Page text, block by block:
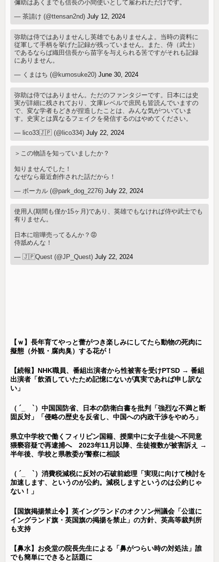
彌助はあくまでも信長の小間使いとして雇われただけです。
— 茶請け (@ttensan2nd)July 12, 2024
弥助は侍ではありませんし英雄でもありませんよ。当時の資料に
従軍して手柄を挙げた記録が残っていません。また、侍（武士）
であるならば織田信長から苗字を与えられる筈ですがそれも記録
にありません。
— くまはち (@kumosuke20)June 30, 2024
弥助は侍ではありません。ただのファンタジーです。日本には史
実が詳細に残されており、文庫レベルで庶民も皆読んでいますの
で、変な学者もどきが捏造したことは、みんな気がついていま
す。史実とは異なるフェイクを発信するのはやめてください。
— lico33🇯🇵 (@lico334)July 22, 2024
＞この物語を知っていましたか？
知りませんでした！
なぜなら最近創作された話だから！
— ボーカル (@park_dog_2276)July 22, 2024
使用人(期間も僅か15ヶ月)であり、英雄でもなければ侍や武士でも
有りません。
日本に喧嘩売ってるんか？😡
侍舐めんな！
— 🇯🇵Quest (@JP_Quest)July 22, 2024
【ｗ】長年育てやっと蕾がつき楽しみにしてたら動物の死肉に
擬態（外観・腐肉臭）する花が！
【続報】NHK職員、番組出演者から性被害を受けPTSD → 番組
出演者「飲酒していたため記憶にないが真実であれば申し訳な
い」
（ ´_ゝ`）中国国防省、日本の防衛白書を批判「強烈な不満と断
固反対」「侵略の歴史を反省し、中国への内政干渉をやめろ」
県立中学校で働くフィリピン国籍、授業中に女子生徒へ不同意
猥褻容疑で再逮捕へ 2023年11月以降、生徒複数が被害訴え →
半年後、学校と県教委が警察に相談
（ ´_ゝ`）消費税減税に反対の石破前総理「実現に向けて検討を
加速します、というのが公約。減税しますというのは公約じゃ
ない！」
【国旗掲揚禁止令】英イングランドのオクソン州議会「公道に
イングランド旗・英国旗の掲揚を禁止」の方針、英高等裁判所
も支持
【鼻水】お灸堂の院長先生による「鼻がつらい時の対処法」誰
でも簡単にできると話題に